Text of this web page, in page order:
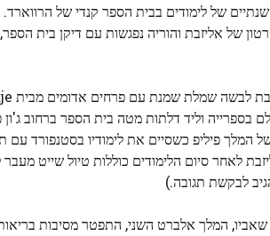
של לימודים בבית הספר קנדי ​​של הרווארד.
של אליזבת והוריה נפגשות עם דיקן בית
בספרייה וליד דלתות מטה בית הספר ברחוב
כשסיים את לימודיו בסטנפורד עם תואר שני במדעי
לאחר סיום הלימודים כוללות טיול שייט
לבקשת תגובה.)
למלך ב-2013 לאחר שאביו, המלך אלברט השני, התפטר